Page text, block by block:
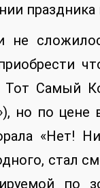
Тот Самый
но по
«Нет!
стал
по